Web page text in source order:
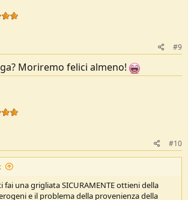
#9
Moriremo felici almeno!
#10
fai una grigliata SICURAMENTE ottieni della
e il problema della provenienza della